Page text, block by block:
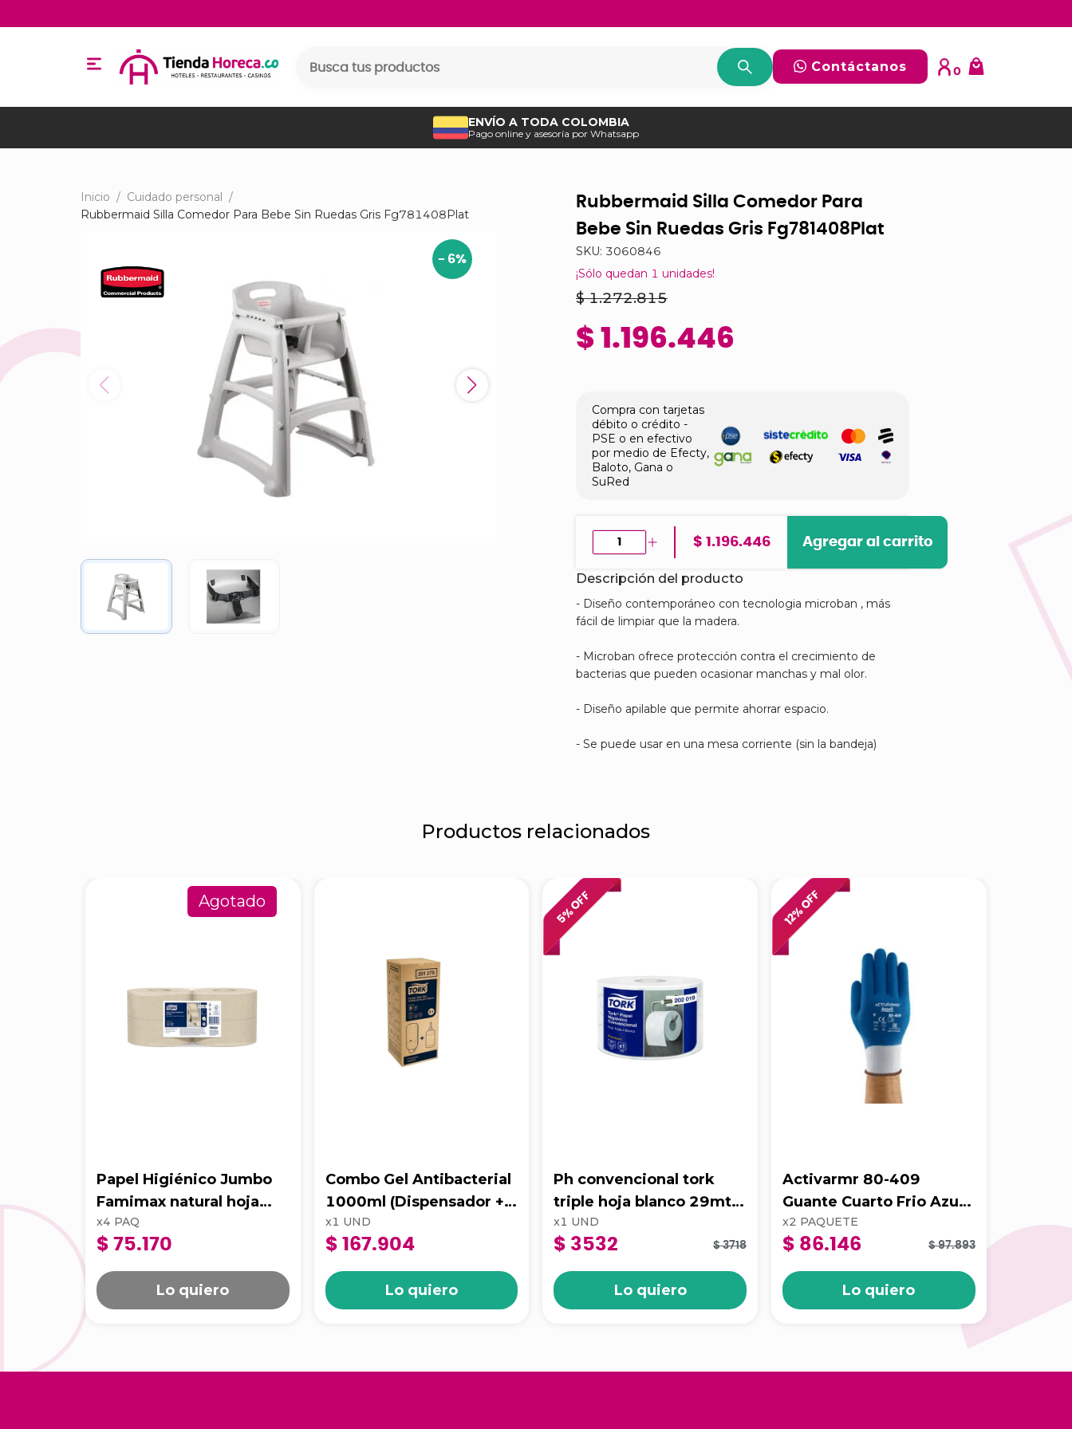
Contáctanos 0
ENVÍO A TODA COLOMBIA
Pago online y asesoría por Whatsapp
Inicio / Cuidado personal /
Rubbermaid Silla Comedor Para Bebe Sin Ruedas Gris Fg781408Plat
- 6%
Rubbermaid Silla Comedor Para
Bebe Sin Ruedas Gris Fg781408Plat
SKU: 3060846
¡Sólo quedan 1 unidades!
$ 1.272.815
$ 1.196.446
Compra con tarjetas
débito o crédito -
PSE o en efectivo
por medio de Efecty,
Baloto, Gana o
SuRed
$ 1.196.446 Agregar al carrito
Descripción del producto
- Diseño contemporáneo con tecnologia microban , más
fácil de limpiar que la madera.
- Microban ofrece protección contra el crecimiento de
bacterias que pueden ocasionar manchas y mal olor.
- Diseño apilable que permite ahorrar espacio.
- Se puede usar en una mesa corriente (sin la bandeja)
Productos relacionados
Agotado
Papel Higiénico Jumbo
Famimax natural hoja
triple precortado. 170 m
71187
x4 PAQ
$ 75.170
Lo quiero
Combo Gel Antibacterial
1000ml (Dispensador +
Producto) 83100
x1 UND
$ 167.904
Lo quiero
5
% OFF
Ph convencional tork
triple hoja blanco 29mt
202019
x1 UND
$ 3532 $ 3718
Lo quiero
12% OFF
Activarmr 80-409
Guante Cuarto Frio Azul
Talla 9
x2 PAQUETE
$ 86.146 $ 97.893
Lo quiero
Verde